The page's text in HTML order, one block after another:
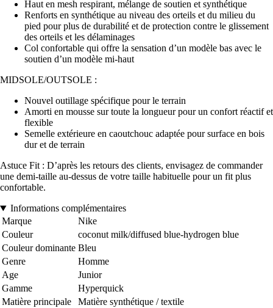
Haut en mesh respirant, mélange de soutien et synthétique
Renforts en synthétique au niveau des orteils et du milieu du
pied pour plus de durabilité et de protection contre le glissement
des orteils et les délaminages
Col confortable qui offre la sensation d’un modèle bas avec le
soutien d’un modèle mi-haut
MIDSOLE/OUTSOLE :
Nouvel outillage spécifique pour le terrain
Amorti en mousse sur toute la longueur pour un confort réactif et
flexible
Semelle extérieure en caoutchouc adaptée pour surface en bois
dur et de terrain
Astuce Fit : D’après les retours des clients, envisagez de commander
une demi-taille au-dessus de votre taille habituelle pour un fit plus
confortable.
Informations complémentaires
Marque
Nike
Couleur
coconut milk/diffused blue-hydrogen blue
Couleur dominante Bleu
Genre
Homme
Age
Junior
Gamme
Hyperquick
Matière principale
Matière synthétique / textile